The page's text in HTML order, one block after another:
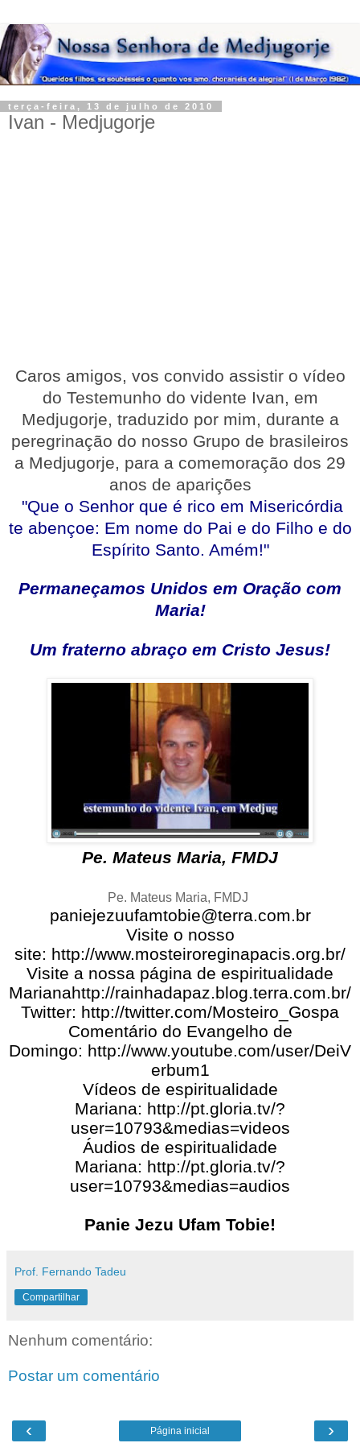
terça-feira, 13 de julho de 2010
Ivan - Medjugorje
Caros amigos, vos convido assistir o vídeo
do Testemunho do vidente Ivan, em
Medjugorje, traduzido por mim, durante a
peregrinação do nosso Grupo de brasileiros
a Medjugorje, para a comemoração dos 29
anos de aparições
"Que o Senhor que é rico em Misericórdia
te abençoe: Em nome do Pai e do Filho e do
Espírito Santo. Amém!"
Permaneçamos Unidos em Oração com
Maria!
Um fraterno abraço em Cristo Jesus!
Pe. Mateus Maria, FMDJ
Pe. Mateus Maria, FMDJ
paniejezuufamtobie@terra.com.br
Visite o nosso
site: http://www.mosteiroreginapacis.org.br/
Visite a nossa página de espiritualidade
Marianahttp://rainhadapaz.blog.terra.com.br/
Twitter: http://twitter.com/Mosteiro_Gospa
Comentário do Evangelho de
Domingo: http://www.youtube.com/user/DeiV
erbum1
Vídeos de espiritualidade
Mariana: http://pt.gloria.tv/?
user=10793&medias=videos
Áudios de espiritualidade
Mariana: http://pt.gloria.tv/?
user=10793&medias=audios
Panie Jezu Ufam Tobie!
Prof. Fernando Tadeu
Compartilhar
Nenhum comentário:
Postar um comentário
‹ ›
Página inicial